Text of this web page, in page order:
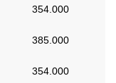
354.000
385.000
354.000